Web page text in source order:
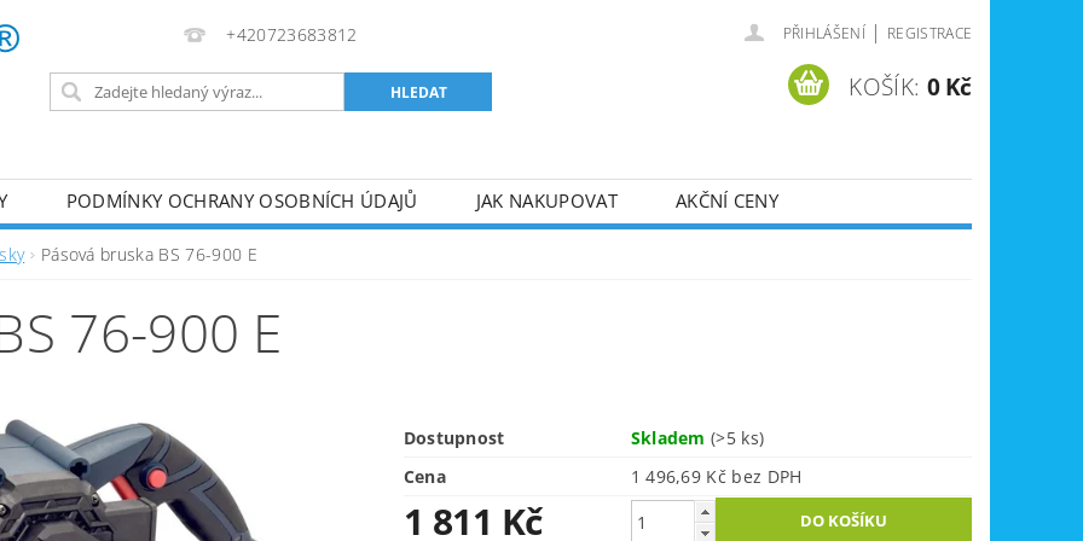
+420723683812 PŘIHLÁŠENÍ | REGISTRACE
KOŠÍK: 0 Kč
PODMÍNKY OCHRANY OSOBNÍCH ÚDAJŮ JAK NAKUPOVAT
AKČNÍ CENY
AKUMULÁTOROVÉ NÁŘADÍ
RUČNÍ NÁŘADÍ AKU NÁŘADÍ
Pásová bruska BS 76-900 E
76-900 E
Dostupnost Skladem(>5 ks)
Cena
1 496,69 Kč bez DPH
1 811 Kč